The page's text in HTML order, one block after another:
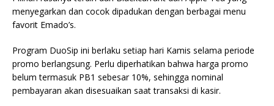
menyegarkan dan cocok dipadukan dengan berbagai menu
favorit Emado’s.
Program DuoSip ini berlaku setiap hari Kamis selama periode
promo berlangsung. Perlu diperhatikan bahwa harga promo
belum termasuk PB1 sebesar 10%, sehingga nominal
pembayaran akan disesuaikan saat transaksi di kasir.